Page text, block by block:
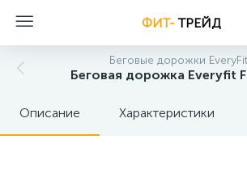
ФИТ-ТРЕЙД
Беговые дорожки EveryFit
Беговая дорожка Everyfit
Описание Характеристики